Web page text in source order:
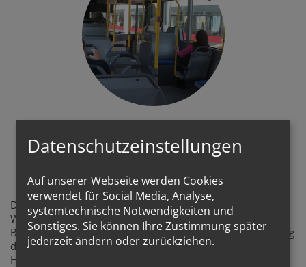
Beten mit der Bibel in Öffis:
eine "Lectio Divina in
Vehiculis Publi"
Die Lectio Divina, das betende Lesen und betrachten des
Wortes Gottes hier in den ÖFFIs vorgeschlagen - mit
Bibelstellen, wenn man im Berufsverkehr oder am Heimweg
der Menschen pilgert, fürs Vorbeifahren an Orten der
Hoffnung, wie Bildungseinrichtungen, Pflegestätten, ...
Datenschutzeinstellungen
Auf unserer Webseite werden Cookies
verwendet für Social Media, Analyse,
systemtechnische Notwendigkeiten und
Sonstiges. Sie können Ihre Zustimmung später
jederzeit ändern oder zurückziehen.